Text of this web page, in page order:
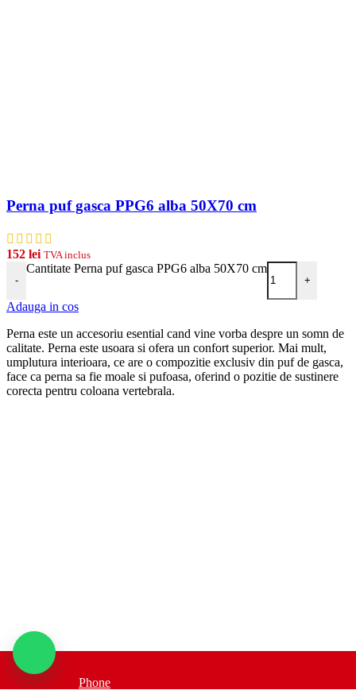
Perna puf gasca PPG6 alba 50X70 cm
152 lei TVA inclus
-
Cantitate Perna puf gasca PPG6 alba 50X70 cm
+
Adauga in cos
Perna este un accesoriu esential cand vine vorba despre un somn de
calitate. Perna este usoara si ofera un confort superior. Mai mult,
umplutura interioara, ce are o compozitie exclusiv din puf de gasca,
face ca perna sa fie moale si pufoasa, oferind o pozitie de sustinere
corecta pentru coloana vertebrala.
Phone